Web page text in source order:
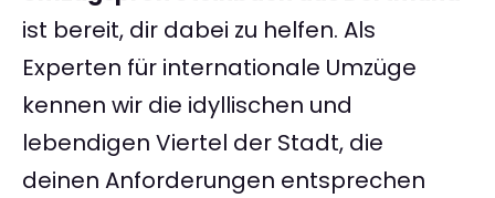
ist bereit, dir dabei zu helfen. Als
Experten für internationale Umzüge
kennen wir die idyllischen und
lebendigen Viertel der Stadt, die
deinen Anforderungen entsprechen